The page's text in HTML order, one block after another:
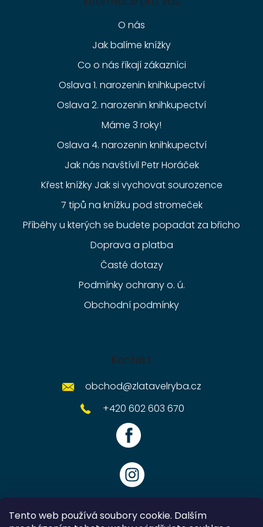
Tento web používá soubory cookie. Dalším
O nás
Jak balíme knížky
Co o nás říkají zákazníci
Oslava 1. narozenin knihkupectví
Oslava 2. narozenin knihkupectví
Máme 3 roky!
Oslava 4. narozenin knihkupectví
Jak nás navštívil Petr Horáček
Křest knížky Jak si vychovat sourozence
7 tipů na knížku pod stromeček
Příběhy u kterých se budete popadat za břicho
Doprava a platba
Časté dotazy
Podmínky ochrany o. ú.
Obchodní podmínky
Kontakt
obchod@zlatavelryba.cz
+420 602 603 670